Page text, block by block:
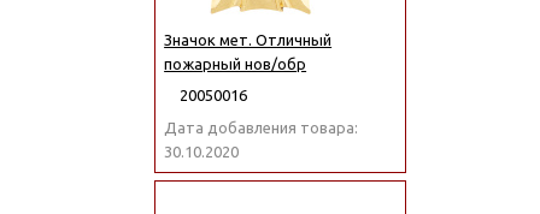
Значок мет. Отличный
пожарный нов/обр
20050016
Дата добавления товара:
30.10.2020